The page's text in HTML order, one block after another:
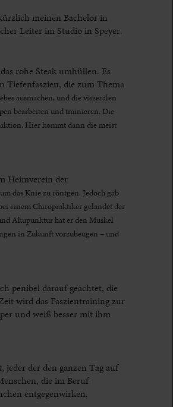
meinen Bachelor in
Leiter im Studio in Speyer.
rohe Steak umhüllen. Es
Tiefenfaszien, die zum Thema
ausmachen, und die viszeralen
bearbeiten und trainieren. Die
Hier kommt dann die meist
Heimverein der
das Knie zu röntgen. Jedoch gab
einem Chiropraktiker gelandet der
Akupunktur hat er den Muskel
in Zukunft vorzubeugen – und
penibel darauf geachtet, die
wird das Faszientraining zur
und weiß besser mit ihm
jeder der den ganzen Tag auf
die im Beruf
entgegenwirken.